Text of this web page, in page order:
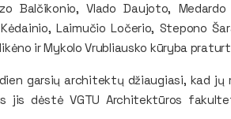
Balčikonio, Vlado Daujoto,
Laimučio Ločerio, Stepono
ir Mykolo Vrubliausko kūryba
garsių architektų džiaugiasi, kad
jis dėstė VGTU Architektūros